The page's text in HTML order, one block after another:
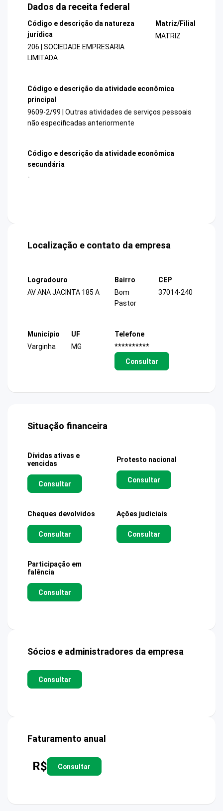
Dados da receita federal
Código e descrição da natureza
jurídica
206 | SOCIEDADE EMPRESARIA
LIMITADA
Matriz/Filial
MATRIZ
Código e descrição da atividade econômica
principal
9609-2/99 | Outras atividades de serviços pessoais
não especificadas anteriormente
Código e descrição da atividade econômica
secundária
-
Localização e contato da empresa
Logradouro
AV ANA JACINTA 185 A
Bairro
Bom
Pastor
CEP
37014-240
Município
Varginha
UF
MG
Telefone
**********
Consultar
Situação financeira
Dívidas ativas e
vencidas
Consultar
Protesto nacional
Consultar
Cheques devolvidos
Consultar
Ações judiciais
Consultar
Participação em
falência
Consultar
Sócios e administradores da empresa
Consultar
Faturamento anual
R$ Consultar